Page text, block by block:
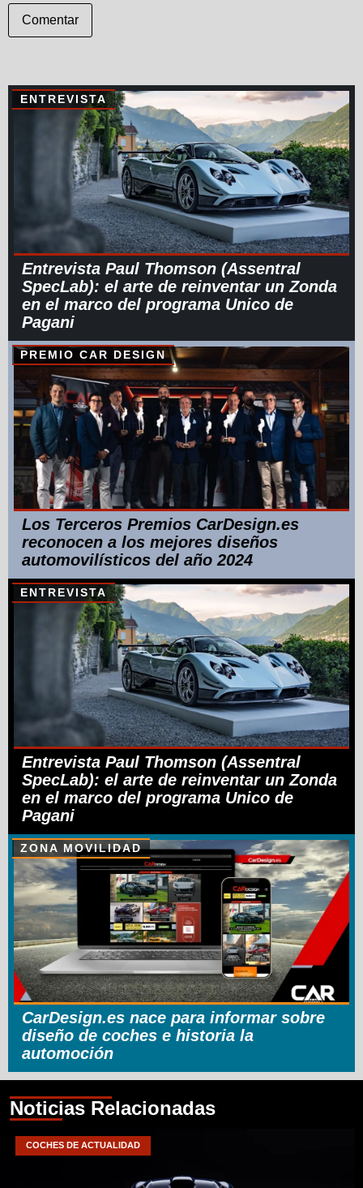
Comentar
ENTREVISTA
Entrevista Paul Thomson (Assentral
SpecLab): el arte de reinventar un Zonda
en el marco del programa Unico de
Pagani
PREMIO CAR DESIGN
Los Terceros Premios CarDesign.es
reconocen a los mejores diseños
automovilísticos del año 2024
ENTREVISTA
Entrevista Paul Thomson (Assentral
SpecLab): el arte de reinventar un Zonda
en el marco del programa Unico de
Pagani
ZONA MOVILIDAD
CarDesign.es nace para informar sobre
diseño de coches e historia la
automoción
Noticias Relacionadas
COCHES DE ACTUALIDAD